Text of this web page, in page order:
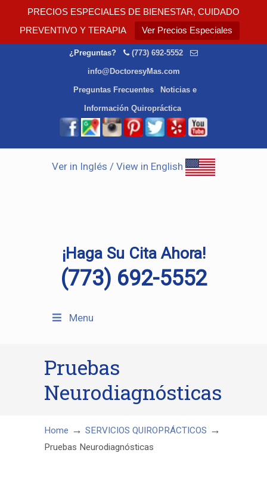
PRECIOS ESPECIALES DE BIENESTAR, CUIDADO
PREVENTIVO Y TERAPIA
Ver Precios Especiales
¿Preguntas? (773) 692-5552
info@DoctoresyMas.com
Preguntas Frecuentes Noticias e
Información Quiropráctica
Ver in Inglés / View in English
¡Haga Su Cita Ahora!
(773) 692-5552
Menu
Pruebas
Neurodiagnósticas
Home → SERVICIOS QUIROPRÁCTICOS →
Pruebas Neurodiagnósticas